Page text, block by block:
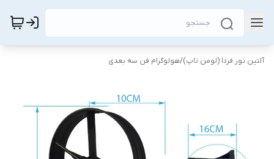
آلتین نور فردا (لومن تاپ)/هولوگرام فن سه بعدی